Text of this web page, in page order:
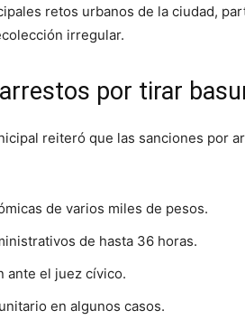
retos urbanos de la ciudad,
irregular.
por tirar
reiteró que las sanciones por
de varios miles de pesos.
de hasta 36 horas.
ante el juez cívico.
en algunos casos.